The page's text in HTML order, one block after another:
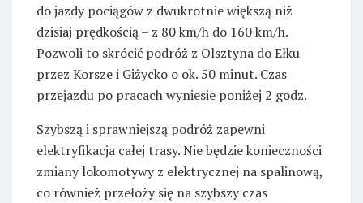
do jazdy pociągów z dwukrotnie większą niż
dzisiaj prędkością – z 80 km/h do 160 km/h.
Pozwoli to skrócić podróż z Olsztyna do Ełku
przez Korsze i Giżycko o ok. 50 minut. Czas
przejazdu po pracach wyniesie poniżej 2 godz.
Szybszą i sprawniejszą podróż zapewni
elektryfikacja całej trasy. Nie będzie konieczności
zmiany lokomotywy z elektrycznej na spalinową,
co również przełoży się na szybszy czas